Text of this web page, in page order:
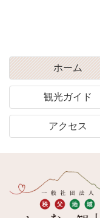
ホーム
観光ガイド
アクセス